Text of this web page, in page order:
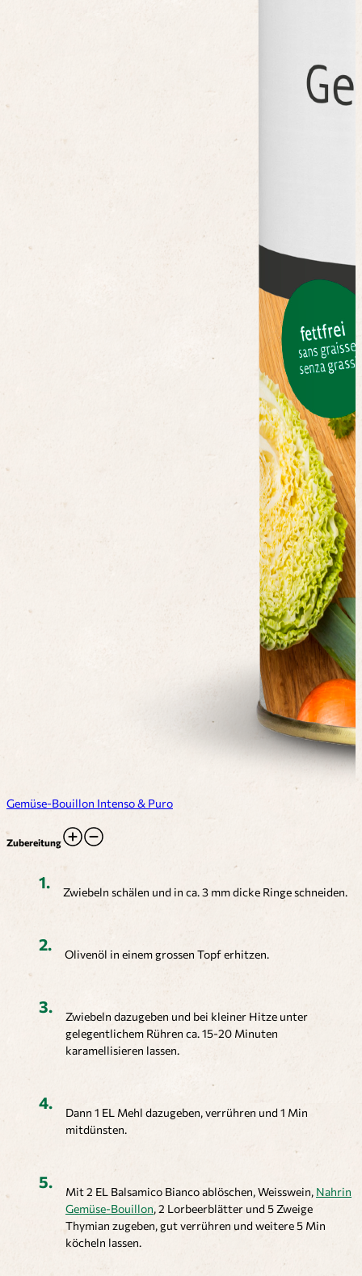
Gemüse-Bouillon Intenso & Puro
Zubereitung
Zwiebeln schälen und in ca. 3 mm dicke Ringe schneiden.
Olivenöl in einem grossen Topf erhitzen.
Zwiebeln dazugeben und bei kleiner Hitze unter
gelegentlichem Rühren ca. 15-20 Minuten
karamellisieren lassen.
Dann 1 EL Mehl dazugeben, verrühren und 1 Min
mitdünsten.
Mit 2 EL Balsamico Bianco ablöschen, Weisswein, Nahrin
Gemüse-Bouillon, 2 Lorbeerblätter und 5 Zweige
Thymian zugeben, gut verrühren und weitere 5 Min
köcheln lassen.